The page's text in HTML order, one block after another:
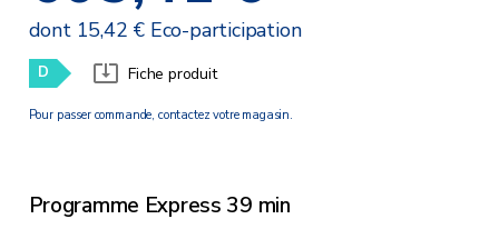
dont 15,42 € Eco-participation
D Fiche produit
Pour passer commande, contactez votre magasin.
Programme Express 39 min